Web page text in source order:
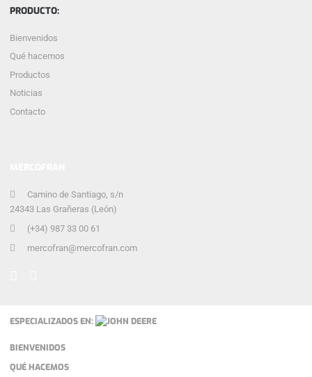
Camino de Santiago, s/n
24343 Las Grañeras (León)
(+34) 987 33 00 61
mercofran@mercofran.com
PRODUCTO:
Bienvenidos
Qué hacemos
Productos
Noticias
Contacto
ESPECIALIZADOS EN:
BIENVENIDOS
QUÉ HACEMOS